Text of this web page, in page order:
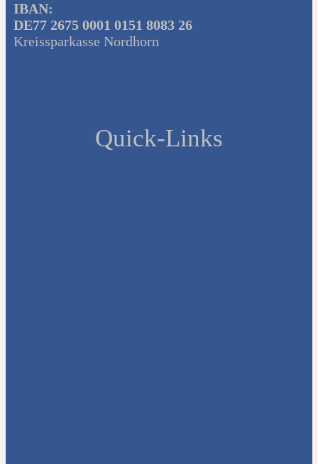
IBAN:
DE77 2675 0001 0151 8083 26
Kreissparkasse Nordhorn
Quick-Links